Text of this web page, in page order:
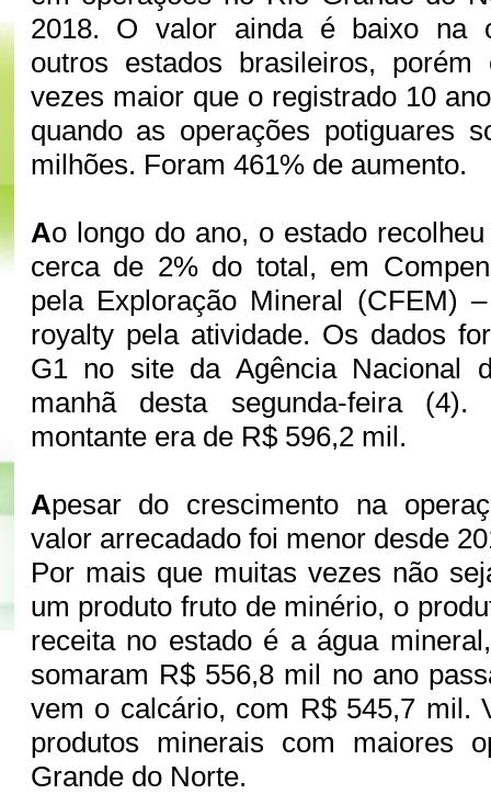
2018. O valor ainda é baixo na
outros estados brasileiros,
vezes maior que o registrado 10
quando as operações potiguares
milhões. Foram 461% de aumento.
Ao longo do ano, o estado
cerca de 2% do total, em
pela Exploração Mineral (CFEM)
royalty pela atividade. Os dados
G1 no site da Agência Nacional
manhã desta segunda-feira
montante era de R$ 596,2 mil.
Apesar do crescimento na
valor arrecadado foi menor desde
Por mais que muitas vezes não
um produto fruto de minério, o
receita no estado é a água
somaram R$ 556,8 mil no ano
vem o calcário, com R$ 545,7 mil.
produtos minerais com maiores
Grande do Norte.